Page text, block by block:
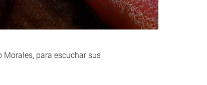
Morales, para escuchar sus